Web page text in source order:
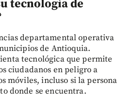
tecnología de
departamental operativa
de Antioquia.
tecnológica que permite
ciudadanos en peligro a
móviles, incluso si la persona
donde se encuentra.